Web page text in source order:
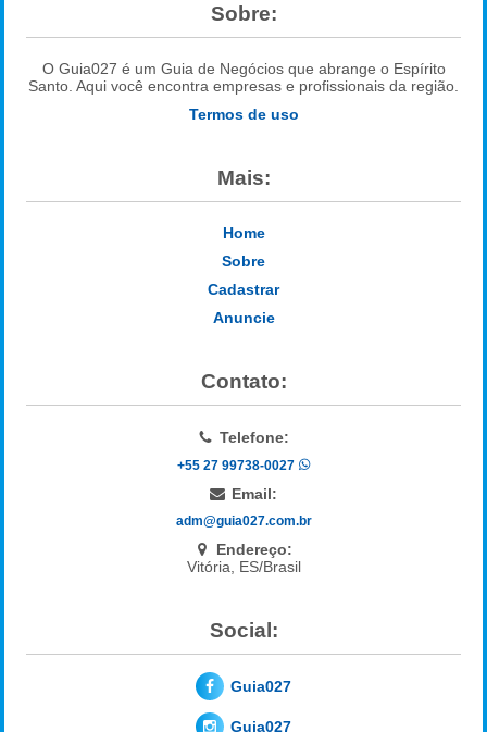
Sobre:
O Guia027 é um Guia de Negócios que abrange o Espírito
Santo. Aqui você encontra empresas e profissionais da região.
Termos de uso
Mais:
Home
Sobre
Cadastrar
Anuncie
Contato:
Telefone:
+55 27 99738-0027
Email:
adm@guia027.com.br
Endereço:
Vitória, ES/Brasil
Social:
Guia027
Guia027